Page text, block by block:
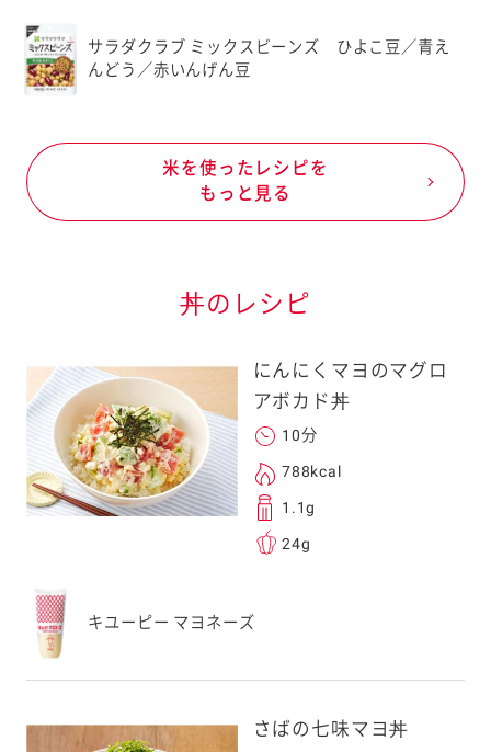
サラダクラブ ミックスビーンズ ひよこ豆／青え
んどう／赤いんげん豆
米を使ったレシピを
もっと見る
丼のレシピ
にんにくマヨのマグロ
アボカド丼
10分
788kcal
1.1g
24g
キユーピー マヨネーズ
さばの七味マヨ丼